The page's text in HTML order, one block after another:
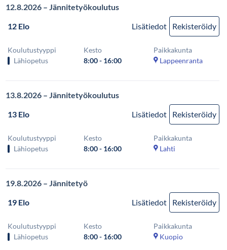
12.8.2026 – Jännitetyökoulutus
12 Elo
Lisätiedot Rekisteröidy
Koulutustyyppi
Lähiopetus
Kesto
8:00 - 16:00
Paikkakunta
Lappeenranta
13.8.2026 – Jännitetyökoulutus
13 Elo
Lisätiedot Rekisteröidy
Koulutustyyppi
Lähiopetus
Kesto
8:00 - 16:00
Paikkakunta
Lahti
19.8.2026 – Jännitetyö
19 Elo
Lisätiedot Rekisteröidy
Koulutustyyppi
Lähiopetus
Kesto
8:00 - 16:00
Paikkakunta
Kuopio